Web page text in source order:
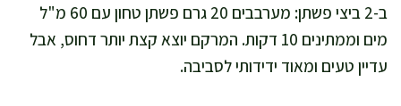
ב-2 ביצי פשתן: מערבבים 20 גרם פשתן טחון עם 60 מ"ל
מים וממתינים 10 דקות. המרקם יוצא קצת יותר דחוס, אבל
עדיין טעים ומאוד ידידותי לסביבה.